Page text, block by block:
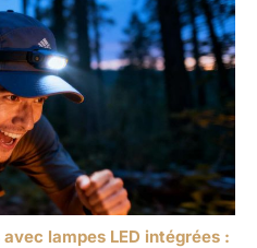
lampes LED intégrées :